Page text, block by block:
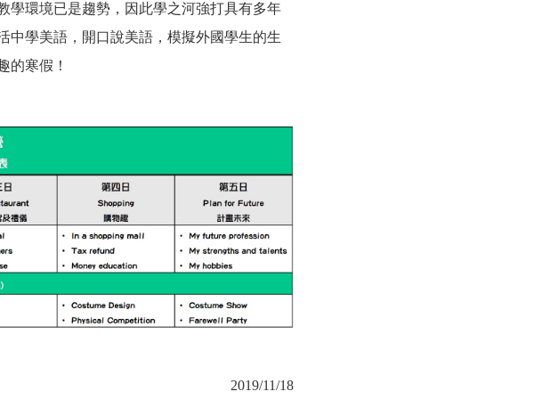
學環境已是趨勢，因此學之河強打具有多年
中學美語，開口說美語，模擬外國學生的生
的寒假！
2019/11/18